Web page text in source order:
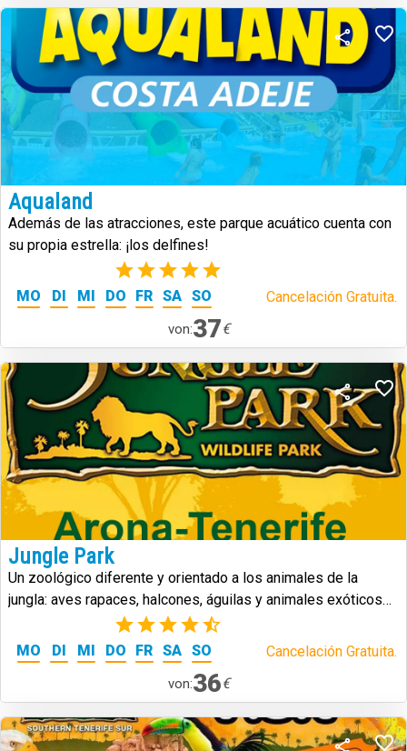
Aqualand
Además de las atracciones, este parque acuático cuenta con
su propia estrella: ¡los delfines!
(1)
MO DI MI DO FR SA SO Cancelación Gratuita.
von:37€
Jungle Park
Un zoológico diferente y orientado a los animales de la
jungla: aves rapaces, halcones, águilas y animales exóticos
(5)
MO DI MI DO FR SA SO Cancelación Gratuita.
von:36€